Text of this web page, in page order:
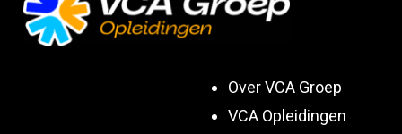
Over VCA Groep
VCA Opleidingen